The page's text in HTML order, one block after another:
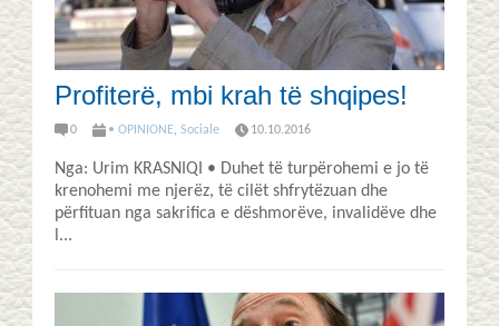
Profiterë, mbi krah të shqipes!
0 • OPINIONE, Sociale 10.10.2016
Nga: Urim KRASNIQI • Duhet të turpërohemi e jo të
krenohemi me njerëz, të cilët shfrytëzuan dhe
përfituan nga sakrifica e dëshmorëve, invalidëve dhe
l...